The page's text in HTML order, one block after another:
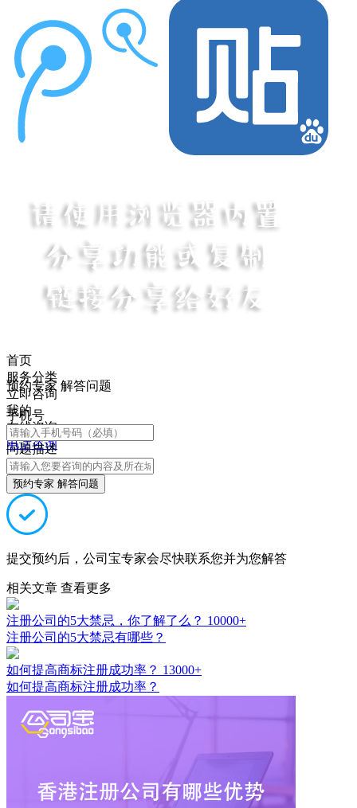
首页
服务分类
立即咨询
我的
在线咨询
电话咨询
预约专家 解答问题
手机号
问题描述
预约专家 解答问题
提交预约后，公司宝专家会尽快联系您并为您解答
相关文章 查看更多
注册公司的5大禁忌，你了解了么？ 10000+
注册公司的5大禁忌有哪些？
如何提高商标注册成功率？ 13000+
如何提高商标注册成功率？